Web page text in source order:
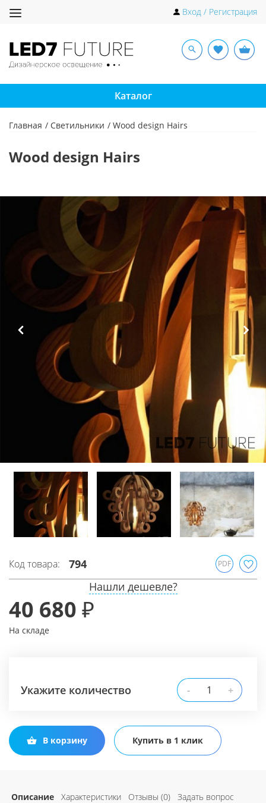
Toggle
Вход / Регистрация
Каталог
Главная Светильники Wood design Hairs
Wood design Hairs
Код товара: 794 PDF
40 680 ₽
На складе
Нашли дешевле?
Укажите количество - +
В корзину Купить в 1 клик
Описание Характеристики Отзывы (0) Задать вопрос